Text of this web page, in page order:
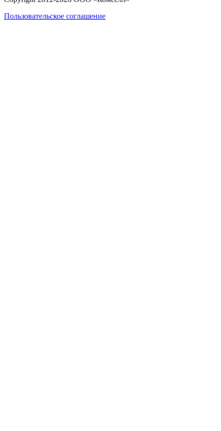
Пользовательское соглашение